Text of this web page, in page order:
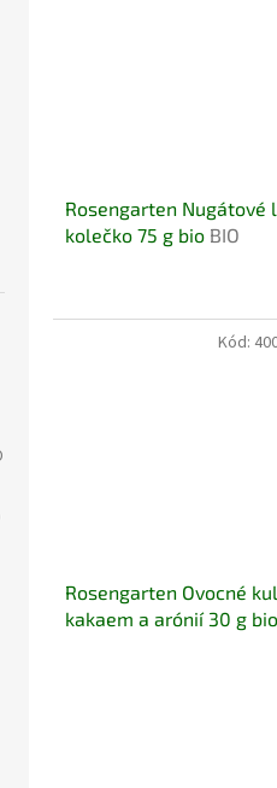
Rosengarten Nugátové
kolečko 75 g bio BIO
Rosengarten Ovocné
kakaem a arónií 30 g bio
Kód: